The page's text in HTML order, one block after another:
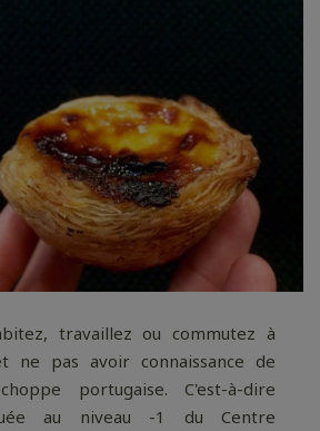
travaillez ou commutez à
ne pas avoir connaissance de
portugaise. C'est-à-dire
au niveau -1 du Centre